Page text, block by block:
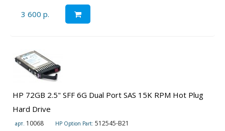
3 600 р.
HP 72GB 2.5" SFF 6G Dual Port SAS 15K RPM Hot Plug
Hard Drive
арт. 10068 HP Option Part: 512545-B21